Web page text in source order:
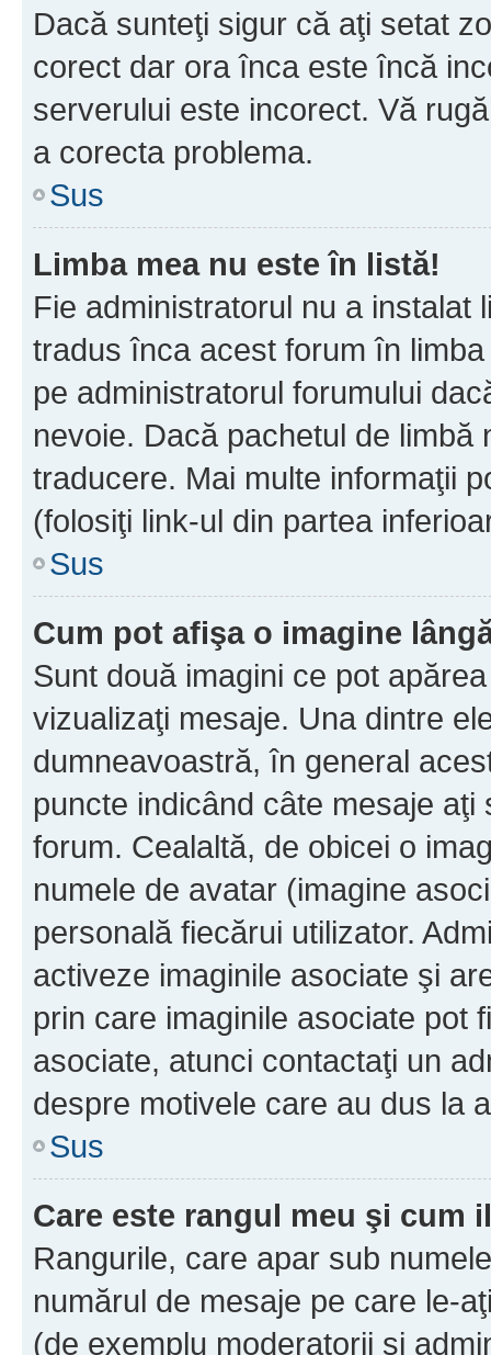
Dacă sunteţi sigur că aţi setat
corect dar ora înca este încă
serverului este incorect. Vă
a corecta problema.
Sus
Limba mea nu este în listă!
Fie administratorul nu a instalat
tradus înca acest forum în
pe administratorul forumului
nevoie. Dacă pachetul de
traducere. Mai multe informaţii
(folosiţi link-ul din partea
Sus
Cum pot afişa o imagine
Sunt două imagini ce pot
vizualizaţi mesaje. Una dintre
dumneavoastră, în general
puncte indicând câte mesaje
forum. Cealaltă, de obicei o
numele de avatar (imagine
personală fiecărui utilizator.
activeze imaginile asociate şi
prin care imaginile asociate pot
asociate, atunci contactaţi un
despre motivele care au dus la
Sus
Care este rangul meu şi cum
Rangurile, care apar sub
numărul de mesaje pe care le-
(de exemplu moderatorii şi